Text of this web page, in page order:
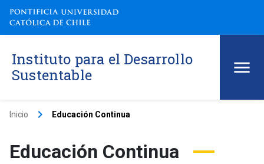
Instituto para el Desarrollo
Sustentable
Inicio keyboard_arrow_right Educación Continua
Educación Continua